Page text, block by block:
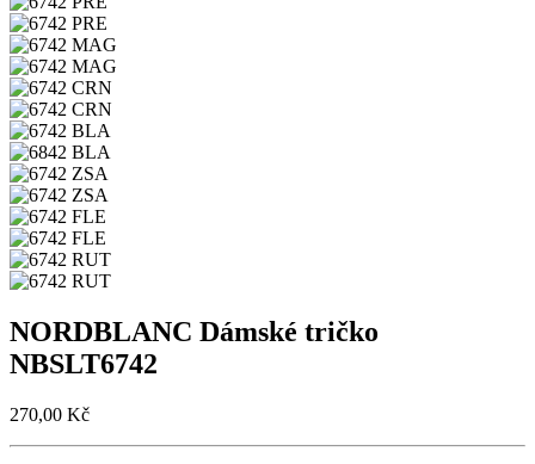
NORDBLANC Dámské tričko
NBSLT6742
270,00 Kč